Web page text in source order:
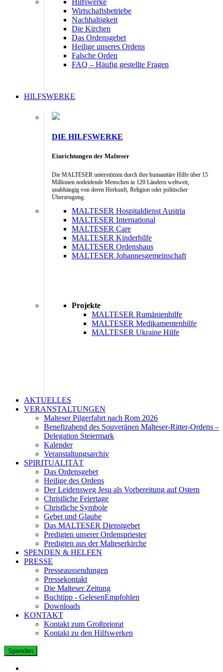
Hilfswerke
Wirtschaftsbetriebe
Nachhaltigkeit
Die Kirchen
Das Ordensgebet
Heilige unseres Ordens
Falsche Orden
FAQ – Häufig gestellte Fragen
HILFSWERKE
DIE HILFSWERKE
Einrichtungen der Malteser
Die MALTESER unterstützen durch ihre humanitäre Hilfe über 15
Millionen notleidende Menschen in 120 Ländern weltweit,
unabhängig von deren Herkunft, Religion oder politischer
Überzeugung.
MALTESER Hospitaldienst Austria
MALTESER International
MALTESER Care
MALTESER Kinderhilfe
MALTESER Ordenshaus
MALTESER Johannesgemeinschaft
Projekte
MALTESER Rumänienhilfe
MALTESER Medikamentenhilfe
MALTESER Ukraine Hilfe
AKTUELLES
VERANSTALTUNGEN
Malteser Pilgerfahrt nach Rom 2026
Benefizabend des Souveränen Malteser-Ritter-Ordens –
Delegation Steiermark
Kalender
Veranstaltungsarchiv
SPIRITUALITÄT
Das Ordensgebet
Heilige des Ordens
Der Leidensweg Jesu als Vorbereitung auf Ostern
Christliche Feiertage
Christliche Symbole
Gebet und Glaube
Das MALTESER Dienstgebet
Predigten unserer Ordenspriester
Predigten aus der Malteserkirche
SPENDEN & HELFEN
PRESSE
Presseaussendungen
Pressekontakt
Die Malteser Zeitung
Buchtipp - GelesenEmpfohlen
Downloads
KONTAKT
Kontakt zum Großpriorat
Kontakt zu den Hilfswerken
Spenden